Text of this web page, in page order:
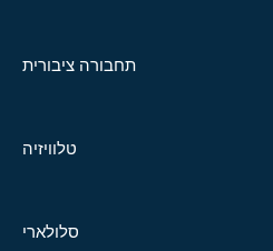
תחבורה ציבורית
טלוויזיה
סלולארי